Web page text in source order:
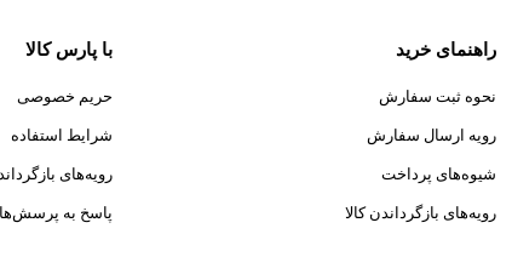
راهنمای خرید
نحوه ثبت سفارش
رویه ارسال سفارش
شیوه‌های پرداخت
رویه‌های بازگرداندن کالا
با پارس کالا
حریم خصوصی
شرایط استفاده
رویه‌های
پاسخ به